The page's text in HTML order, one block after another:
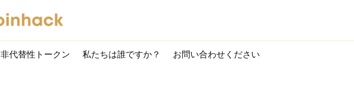
非代替性トークン 私たちは誰ですか？ お問い合わせください